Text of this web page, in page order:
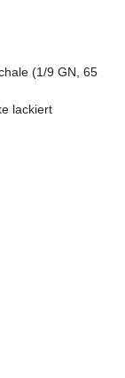
(1/9 GN, 65
lackiert